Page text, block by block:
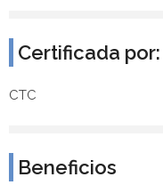
Certificada por:
CTC
Beneficios